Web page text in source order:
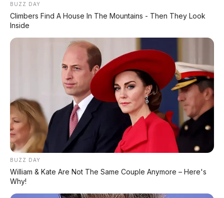
Chat Kami Sekarang
BUZZ DAY
Climbers Find A House In The Mountains - Then They Look
Inside
BUZZ DAY
William & Kate Are Not The Same Couple Anymore – Here's
Why!